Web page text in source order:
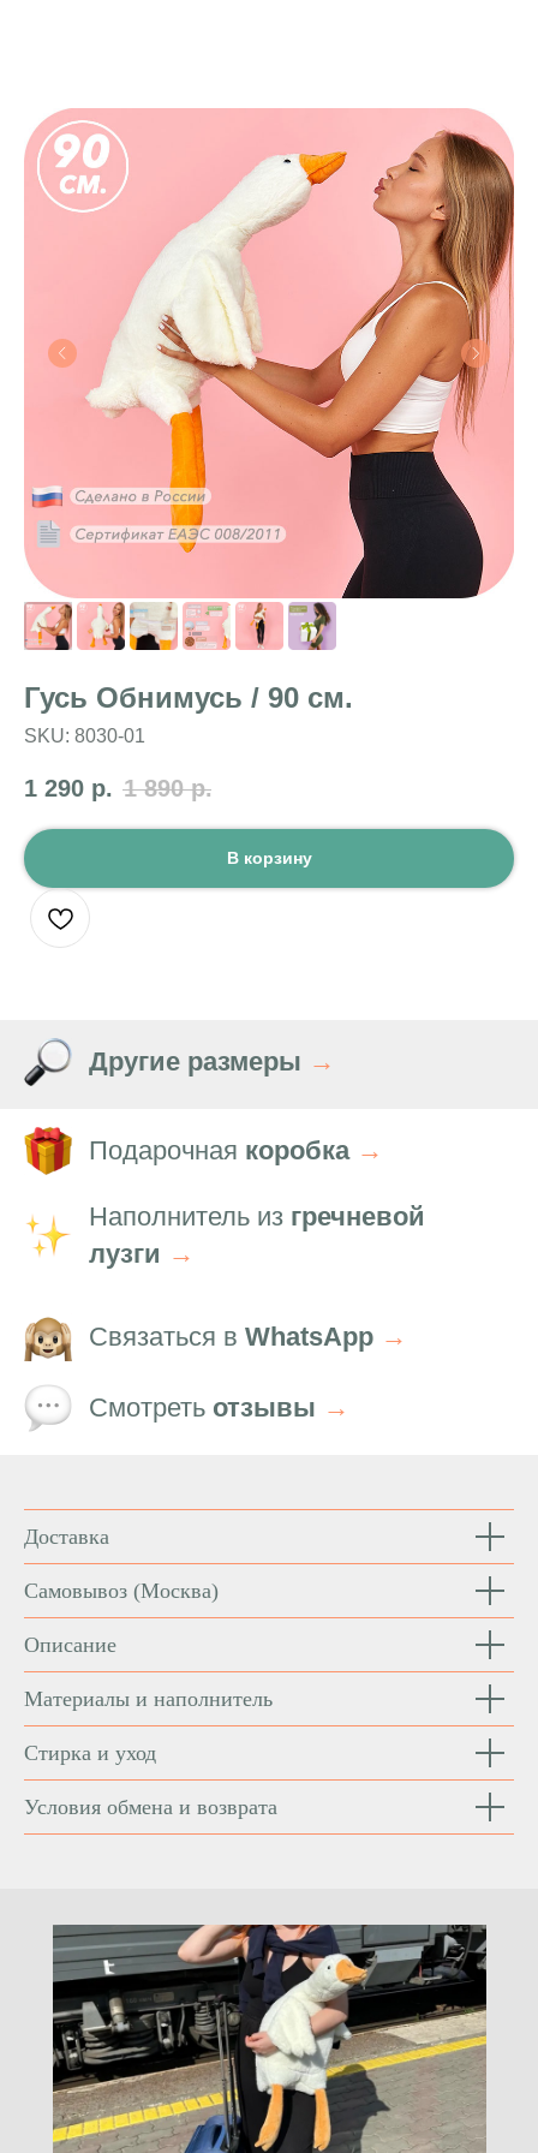
Гусь Обнимусь / 90 см.
SKU: 8030-01
1 290 р. 1 890 р.
В корзину
Другие размеры →
Подарочная коробка →
Наполнитель из гречневой
лузги →
Связаться в WhatsApp →
Смотреть отзывы →
Доставка
Самовывоз (Москва)
Описание
Материалы и наполнитель
Стирка и уход
Условия обмена и возврата